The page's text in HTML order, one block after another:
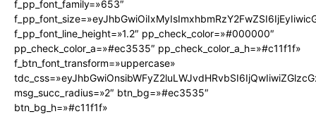
f_pp_font_family=»653″
f_pp_font_line_height=»1.2″ pp_check_color=»#000000″
pp_check_color_a=»#ec3535″ pp_check_color_a_h=»#c11f1f»
f_btn_font_transform=»uppercase»
msg_succ_radius=»2″ btn_bg=»#ec3535″
btn_bg_h=»#c11f1f»